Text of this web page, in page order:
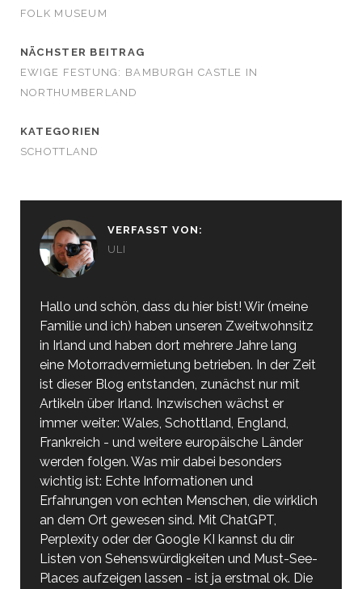
FOLK MUSEUM
NÄCHSTER BEITRAG
EWIGE FESTUNG: BAMBURGH CASTLE IN
NORTHUMBERLAND
KATEGORIEN
SCHOTTLAND
VERFASST VON:
ULI
Hallo und schön, dass du hier bist! Wir (meine
Familie und ich) haben unseren Zweitwohnsitz
in Irland und haben dort mehrere Jahre lang
eine Motorradvermietung betrieben. In der Zeit
ist dieser Blog entstanden, zunächst nur mit
Artikeln über Irland. Inzwischen wächst er
immer weiter: Wales, Schottland, England,
Frankreich - und weitere europäische Länder
werden folgen. Was mir dabei besonders
wichtig ist: Echte Informationen und
Erfahrungen von echten Menschen, die wirklich
an dem Ort gewesen sind. Mit ChatGPT,
Perplexity oder der Google KI kannst du dir
Listen von Sehenswürdigkeiten und Must-See-
Places aufzeigen lassen - ist ja erstmal ok. Die